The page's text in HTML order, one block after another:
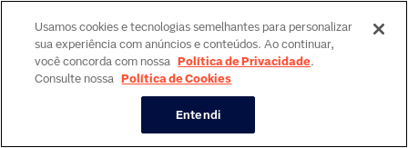
Usamos cookies e tecnologias semelhantes para personalizar
sua experiência com anúncios e conteúdos. Ao continuar,
você concorda com nossa Política de Privacidade.
Consulte nossa Política de Cookies
Entendi